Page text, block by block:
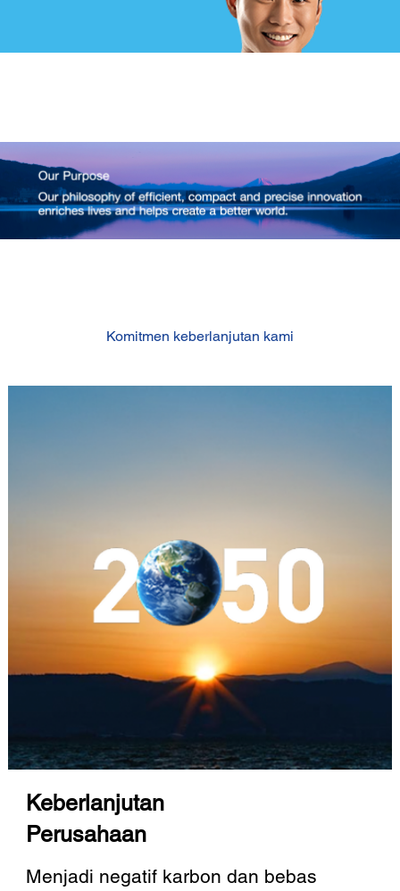
Komitmen keberlanjutan kami
Keberlanjutan
Perusahaan
Menjadi negatif karbon dan bebas